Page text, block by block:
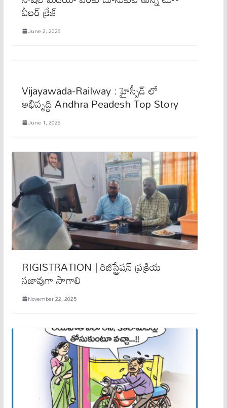
వీలర్ క్రేజ్
June 2, 2026
Vijayawada-Railway : హైస్పీడ్​ లో
అభివృద్ధి Andhra Peadesh Top Story
June 1, 2026
RIGISTRATION | రిజిస్ట్రేషన్ ప్రక్రియ
స‌జావుగా సాగాలి
November 22, 2025